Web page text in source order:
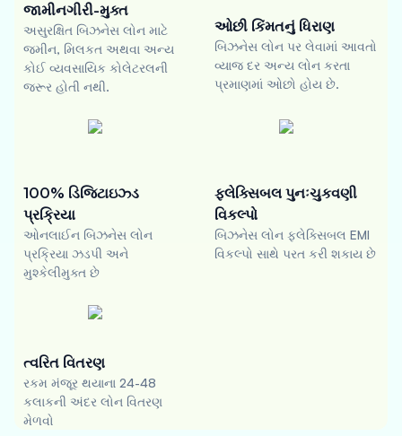
જામીનગીરી-મુક્ત
અસુરક્ષિત બિઝનેસ લોન માટે
જમીન, મિલકત અથવા અન્ય
કોઈ વ્યવસાયિક કોલેટરલની
જરૂર હોતી નથી.
ઓછી કિંમતનું ધિરાણ
બિઝનેસ લોન પર લેવામાં આવતો
વ્યાજ દર અન્ય લોન કરતા
પ્રમાણમાં ઓછો હોય છે.
100% ડિજિટાઇઝ્ડ
પ્રક્રિયા
ઓનલાઈન બિઝનેસ લોન
પ્રક્રિયા ઝડપી અને
મુશ્કેલીમુક્ત છે
ફ્લેક્સિબલ પુનઃચુકવણી
વિકલ્પો
બિઝનેસ લોન ફ્લેક્સિબલ EMI
વિકલ્પો સાથે પરત કરી શકાય છે
ત્વરિત વિતરણ
રકમ મંજૂર થયાના 24-48
કલાકની અંદર લોન વિતરણ
મેળવો